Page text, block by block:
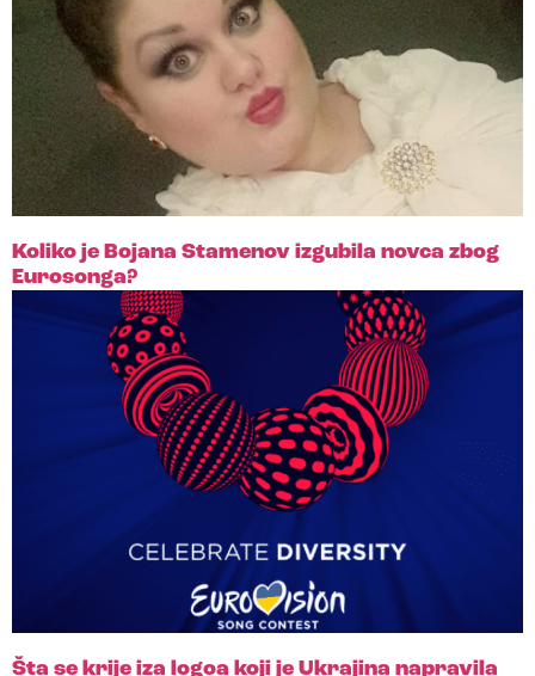
Koliko je Bojana Stamenov izgubila novca zbog
Eurosonga?
Šta se krije iza logoa koji je Ukrajina napravila